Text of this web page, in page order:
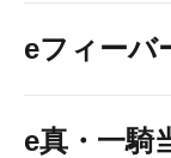
eフィーバ
e真・一騎